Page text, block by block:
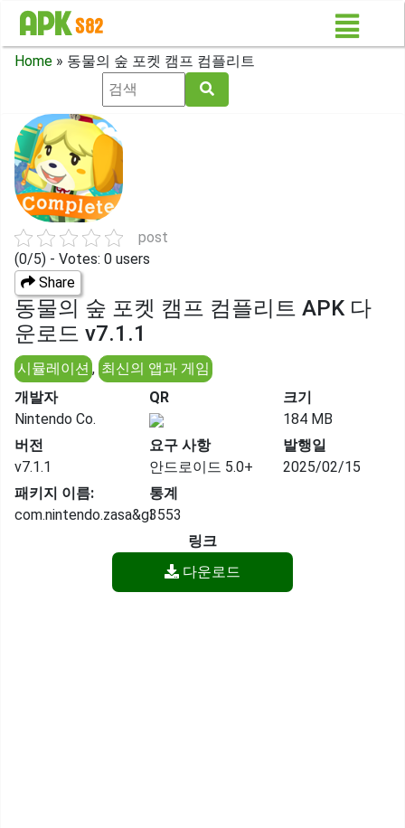
Home » 동물의 숲 포켓 캠프 컴플리트
post
(0/5) - Votes: 0 users
Share
동물의 숲 포켓 캠프 컴플리트 APK 다
운로드 v7.1.1
시뮬레이션 , 최신의 앱과 게임
개발자
Nintendo Co.
QR
크기
184 MB
버전
v7.1.1
요구 사항
안드로이드 5.0+
발행일
2025/02/15
패키지 이름:
com.nintendo.zasa&gl
통계
3553
링크
다운로드